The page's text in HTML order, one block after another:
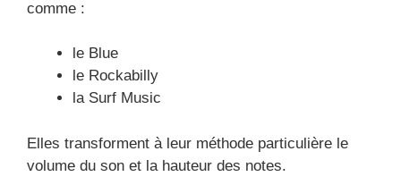
comme :
le Blue
le Rockabilly
la Surf Music
Elles transforment à leur méthode particulière le
volume du son et la hauteur des notes.